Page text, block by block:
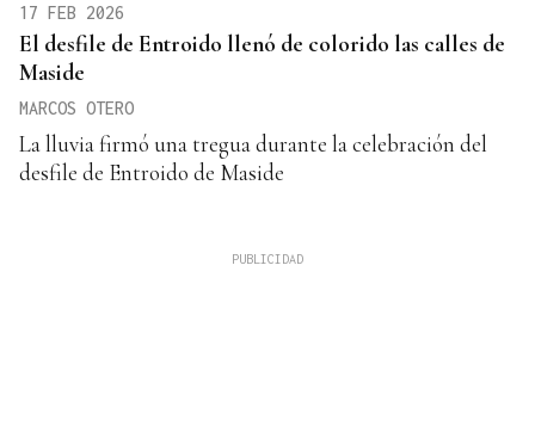
17 FEB 2026
El desfile de Entroido llenó de colorido las calles de
Maside
MARCOS OTERO
La lluvia firmó una tregua durante la celebración del
desfile de Entroido de Maside